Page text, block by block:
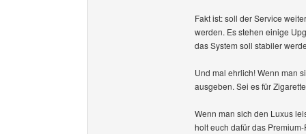
Fakt ist: soll der Service
werden. Es stehen einige
das System soll stabiler
Und mal ehrlich! Wenn man
ausgeben. Sei es für
Wenn man sich den Luxus
holt euch dafür das